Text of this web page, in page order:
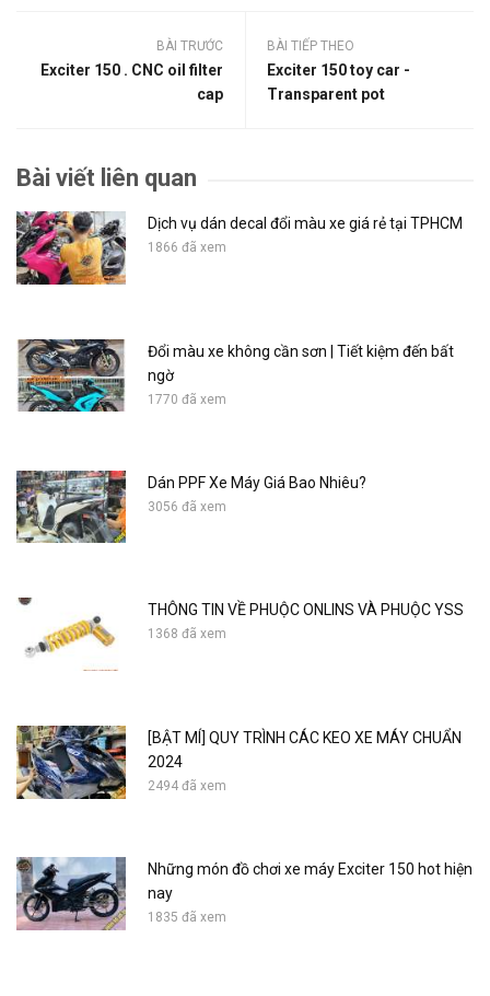
BÀI TRƯỚC
Exciter 150 . CNC oil filter
cap
BÀI TIẾP THEO
Exciter 150 toy car -
Transparent pot
Bài viết liên quan
Dịch vụ dán decal đổi màu xe giá rẻ tại TPHCM
1866 đã xem
Đổi màu xe không cần sơn | Tiết kiệm đến bất
ngờ
1770 đã xem
Dán PPF Xe Máy Giá Bao Nhiêu?
3056 đã xem
THÔNG TIN VỀ PHUỘC ONLINS VÀ PHUỘC YSS
1368 đã xem
[BẬT MÍ] QUY TRÌNH CÁC KEO XE MÁY CHUẨN
2024
2494 đã xem
Những món đồ chơi xe máy Exciter 150 hot hiện
nay
1835 đã xem